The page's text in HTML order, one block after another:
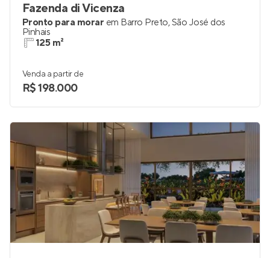
Fazenda di Vicenza
Pronto para morar em Barro Preto,São José dos
Pinhais
125 m²
Venda a partir de
R$ 198.000